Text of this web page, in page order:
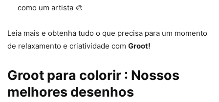
como um artista 🎨
Leia mais e obtenha tudo o que precisa para um momento
de relaxamento e criatividade com Groot!
Groot para colorir : Nossos
melhores desenhos